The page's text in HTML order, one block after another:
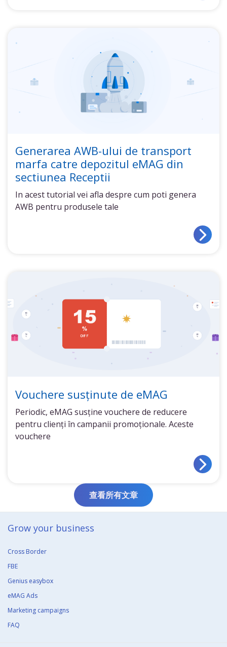
Generarea AWB-ului de transport
marfa catre depozitul eMAG din
sectiunea Receptii
In acest tutorial vei afla despre cum poti genera
AWB pentru produsele tale
Vouchere susținute de eMAG
Periodic, eMAG susține vouchere de reducere
pentru clienți în campanii promoționale. Aceste
vouchere
查看所有文章
Grow your business​
Cross Border
FBE
Genius easybox
eMAG Ads
Marketing campaigns
FAQ